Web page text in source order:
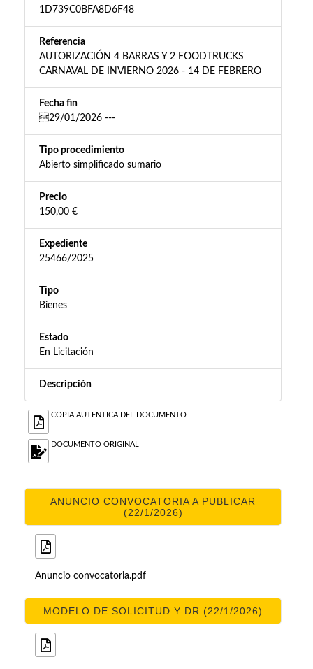
1D739C0BFA8D6F48
Referencia
AUTORIZACIÓN 4 BARRAS Y 2 FOODTRUCKS
CARNAVAL DE INVIERNO 2026 - 14 DE FEBRERO
Fecha fin
29/01/2026 ---
Tipo procedimiento
Abierto simplificado sumario
Precio
150,00 €
Expediente
25466/2025
Tipo
Bienes
Estado
En Licitación
Descripción
COPIA AUTENTICA DEL DOCUMENTO
DOCUMENTO ORIGINAL
ANUNCIO CONVOCATORIA A PUBLICAR
(22/1/2026)
Anuncio convocatoria.pdf
MODELO DE SOLICITUD Y DR (22/1/2026)